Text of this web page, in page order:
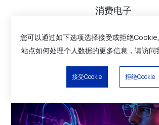
消费电子
您可以通过如下选项选择接受或拒绝Cookie
站点如何处理个人数据的更多信息，请访问
接受Cookie 拒绝Cookie